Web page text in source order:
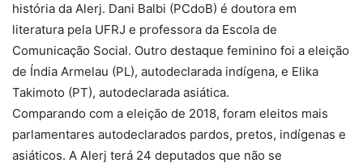
história da Alerj. Dani Balbi (PCdoB) é doutora em
literatura pela UFRJ e professora da Escola de
Comunicação Social. Outro destaque feminino foi a eleição
de Índia Armelau (PL), autodeclarada indígena, e Elika
Takimoto (PT), autodeclarada asiática.
Comparando com a eleição de 2018, foram eleitos mais
parlamentares autodeclarados pardos, pretos, indígenas e
asiáticos. A Alerj terá 24 deputados que não se